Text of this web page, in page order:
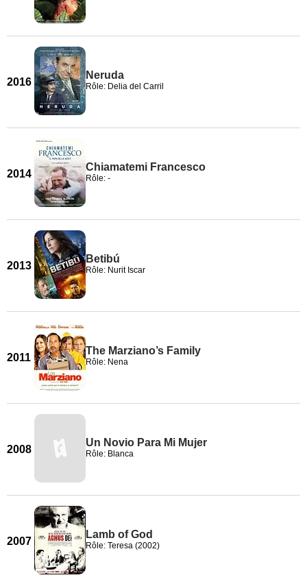
2016
Neruda
Rôle: Delia del Carril
2014
Chiamatemi Francesco
Rôle: -
2013
Betibú
Rôle: Nurit Iscar
2011
The Marziano’s Family
Rôle: Nena
2008
Un Novio Para Mi Mujer
Rôle: Blanca
2007
Lamb of God
Rôle: Teresa (2002)